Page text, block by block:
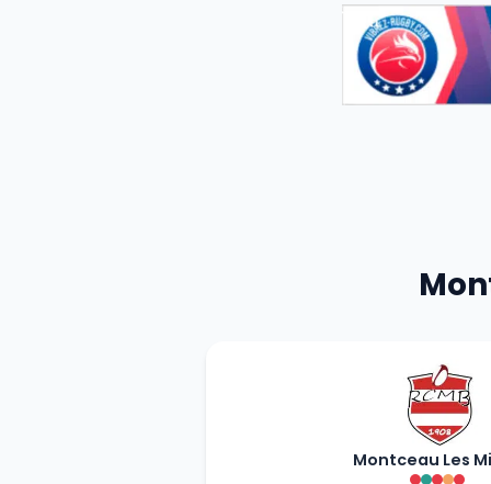
Montceau Les